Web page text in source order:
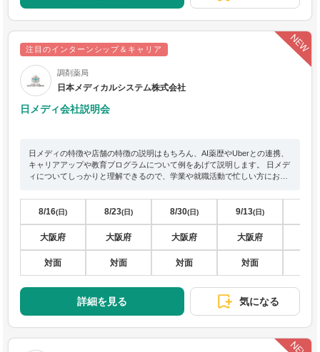
注目のインターンシップ＆キャリア
調剤薬局
日本メディカルシステム株式会社
日メディ会社説明会
日メディの特徴や店舗の特徴の説明はもちろん、AI薬歴やUberとの連携、
キャリアアップや教育プログラムについて例をあげて説明します。 日メデ
ィについてしっかりと理解できるので、学業や就職活動で忙しい方におす
8/16(日)
大阪府
対面
8/23(日)
大阪府
対面
8/30(日)
大阪府
対面
9/13(日)
大阪府
対面
詳細を見る 気になる